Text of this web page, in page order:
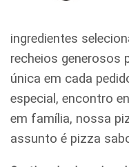
ingredientes
recheios generosos
única em cada
especial, encontro
em família, nossa
assunto é pizza